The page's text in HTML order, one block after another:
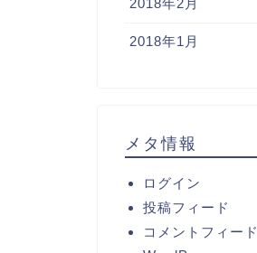
2018年2月
2018年1月
メタ情報
ログイン
投稿フィード
コメントフィード